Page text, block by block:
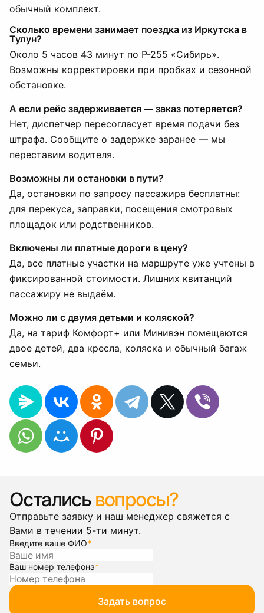
обычный комплект.
Сколько времени занимает поездка из Иркутска в
Тулун?
Около 5 часов 43 минут по Р-255 «Сибирь».
Возможны корректировки при пробках и сезонной
обстановке.
А если рейс задерживается — заказ потеряется?
Нет, диспетчер пересогласует время подачи без
штрафа. Сообщите о задержке заранее — мы
переставим водителя.
Возможны ли остановки в пути?
Да, остановки по запросу пассажира бесплатны:
для перекуса, заправки, посещения смотровых
площадок или родственников.
Включены ли платные дороги в цену?
Да, все платные участки на маршруте уже учтены в
фиксированной стоимости. Лишних квитанций
пассажиру не выдаём.
Можно ли с двумя детьми и коляской?
Да, на тариф Комфорт+ или Минивэн помещаются
двое детей, два кресла, коляска и обычный багаж
семьи.
Остались вопросы?
Отправьте заявку и наш менеджер свяжется с
Вами в течении 5-ти минут.
Введите ваше ФИО*
Ваш номер телефона*
Задать вопрос